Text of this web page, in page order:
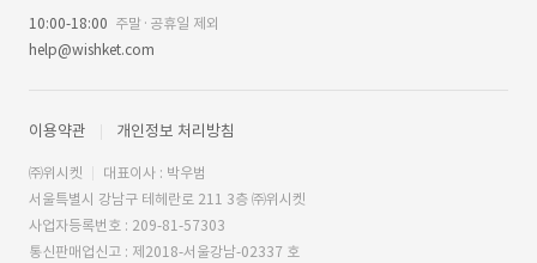
10:00-18:00 주말·공휴일 제외
help@wishket.com
이용약관 개인정보 처리방침
㈜위시켓
대표이사 : 박우범
서울특별시 강남구 테헤란로 211 3층 ㈜위시켓
사업자등록번호 : 209-81-57303
통신판매업신고 : 제2018-서울강남-02337 호